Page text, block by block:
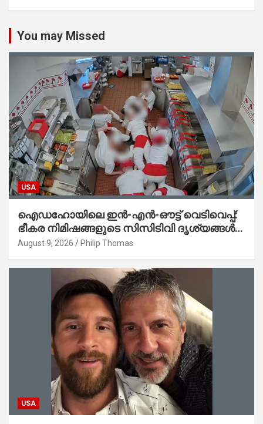
You may Missed
USA
ഐഡഹോയിലെ ഇൻ-എൻ-ഔട്ട് വെടിവെപ്പ്:
ഭീകര നിമിഷങ്ങളുടെ സിസിടിവി ദൃശ്യങ്ങൾ
പുറത്ത്; ആക്രമണത്തിന് പിന്നിലെ കാരണം
August 9, 2026 Philip Thomas
USA